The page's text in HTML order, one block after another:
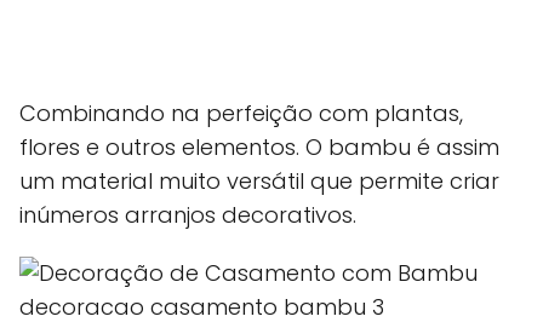
Combinando na perfeição com plantas,
flores e outros elementos. O bambu é assim
um material muito versátil que permite criar
inúmeros arranjos decorativos.